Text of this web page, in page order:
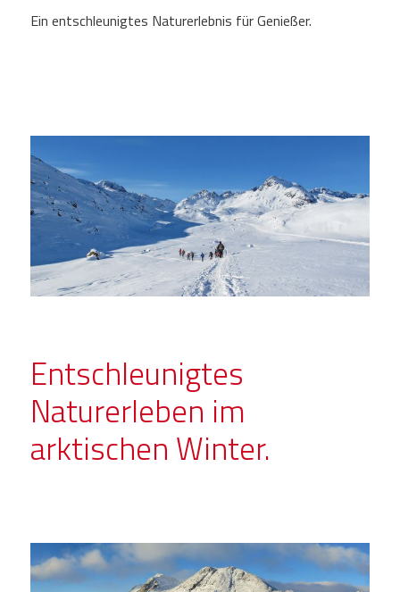
Ein entschleunigtes Naturerlebnis für Genießer.
Entschleunigtes
Naturerleben im
arktischen Winter.